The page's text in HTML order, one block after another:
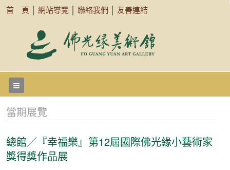
首 頁 網站導覽 聯絡我們 友善連結
當期展覽
總館／『幸福樂』第12屆國際佛光緣小藝術家
獎得獎作品展